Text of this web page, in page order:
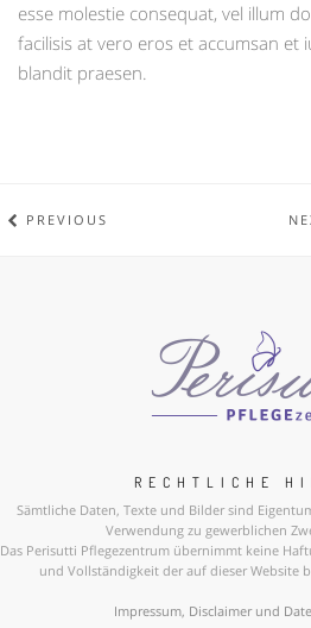
esse molestie consequat, vel illum
facilisis at vero eros et accumsan et
blandit praesen.
PREVIOUS
RECHTLICHE
Sämtliche Daten, Texte und Bilder sind
Verwendung zu gewerblichen
Das Perisutti Pflegezentrum übernimmt keine
und Vollständigkeit der auf dieser Website
Impressum, Disclaimer und